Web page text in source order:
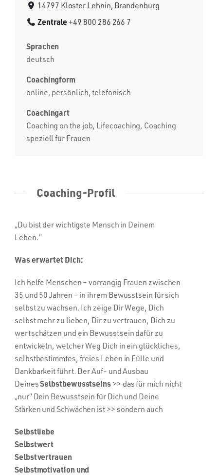
14797 Kloster Lehnin, Brandenburg
Zentrale +49 800 286 266 7
Sprachen
deutsch
Coachingform
online, persönlich, telefonisch
Coachingart
Coaching on the job, Lifecoaching, Coaching
speziell für Frauen
Coaching-Profil
„Du bist der wichtigste Mensch in Deinem
Leben.“
Was erwartet Dich:
Ich helfe Menschen – vorrangig Frauen zwischen
35 und 50 Jahren – in ihrem Bewusstsein für sich
selbst zu wachsen. Ich zeige Dir Wege, Dich
selbst mehr zu lieben, Dir zu vertrauen, Dich zu
wertschätzen und ein Bewusstsein dafür zu
entwickeln, welcher Weg Dich in ein glückliches,
selbstbestimmtes, freies Leben in Fülle und
Dankbarkeit führt. Der Auf- und Ausbau
DeinesSelbstbewusstseins >> das für mich nicht
„nur“ Dein Bewusstsein für Dich und Deine
Stärken und Schwächen ist >> sondern auch
Selbstliebe
Selbstwert
Selbstvertrauen
Selbstmotivation und